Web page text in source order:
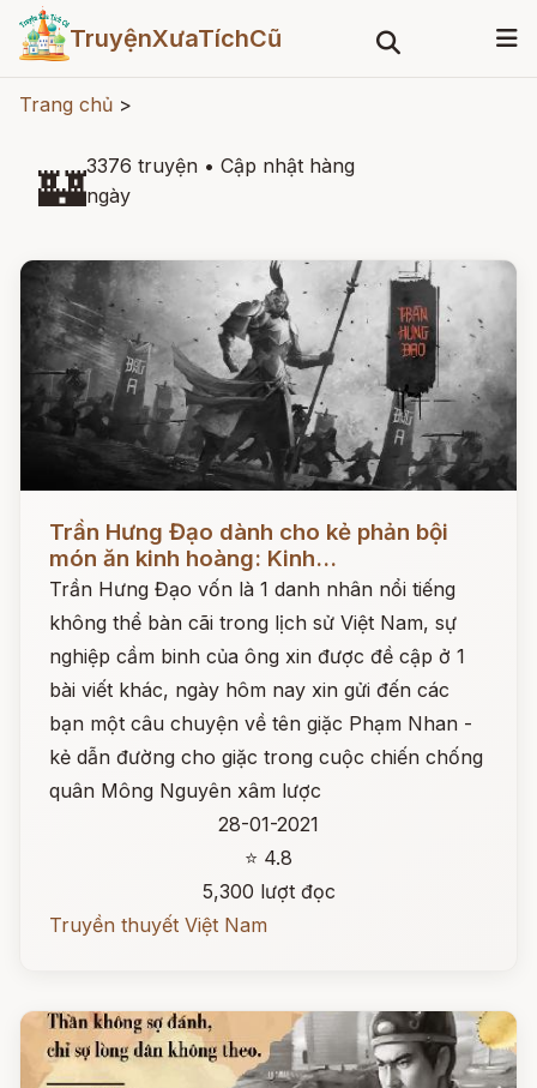
TruyệnXưaTíchCũ
Trang chủ >
🏰3376 truyện • Cập nhật hàng
ngày
Đọc ngay
Trần Hưng Đạo dành cho kẻ phản bội
món ăn kinh hoàng: Kinh...
Trần Hưng Đạo vốn là 1 danh nhân nổi tiếng
không thể bàn cãi trong lịch sử Việt Nam, sự
nghiệp cầm binh của ông xin được đề cập ở 1
bài viết khác, ngày hôm nay xin gửi đến các
bạn một câu chuyện về tên giặc Phạm Nhan -
kẻ dẫn đường cho giặc trong cuộc chiến chống
quân Mông Nguyên xâm lược
28-01-2021
⭐ 4.8
5,300 lượt đọc
Truyền thuyết Việt Nam